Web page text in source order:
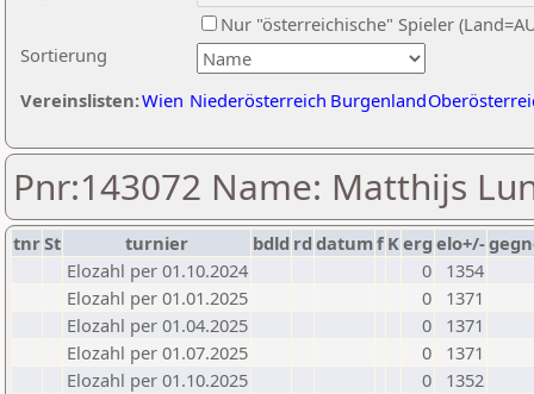
Sortierung
Nur "österreichische" Spieler
Vereinslisten:Wien Niederösterreich Burgenland
Pnr:143072 Name: Matthijs
tnrSt turnier bdld rd datumf Kerg elo+/-
Elozahl per 01.10.2024
0
1354
Elozahl per 01.01.2025
0
1371
Elozahl per 01.04.2025
0
1371
Elozahl per 01.07.2025
0
1371
Elozahl per 01.10.2025
0
1352